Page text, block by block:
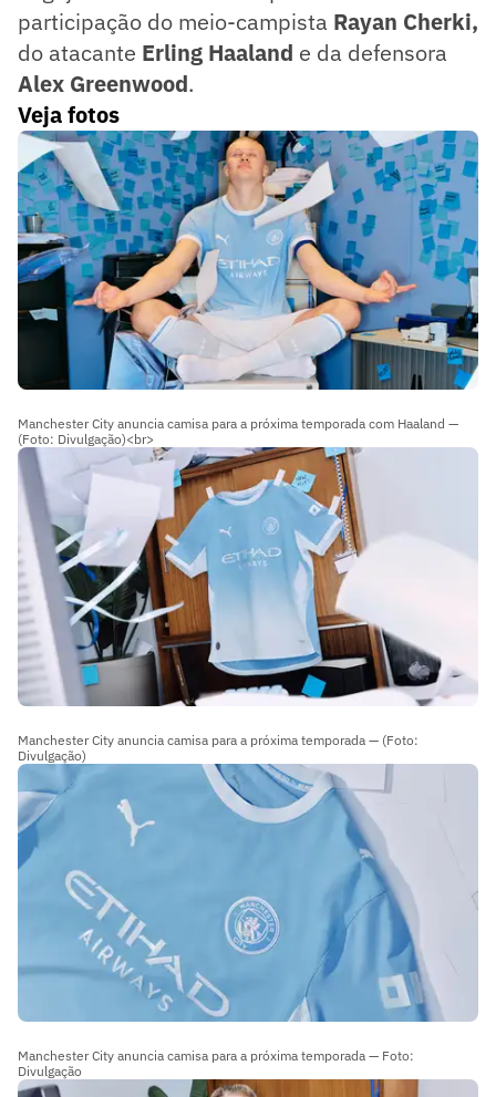
participação do meio-campista Rayan Cherki,
do atacante Erling Haaland e da defensora
Alex Greenwood.
Veja fotos
Manchester City anuncia camisa para a próxima temporada com Haaland —
(Foto: Divulgação)<br>
Manchester City anuncia camisa para a próxima temporada — (Foto:
Divulgação)
Manchester City anuncia camisa para a próxima temporada — Foto:
Divulgação